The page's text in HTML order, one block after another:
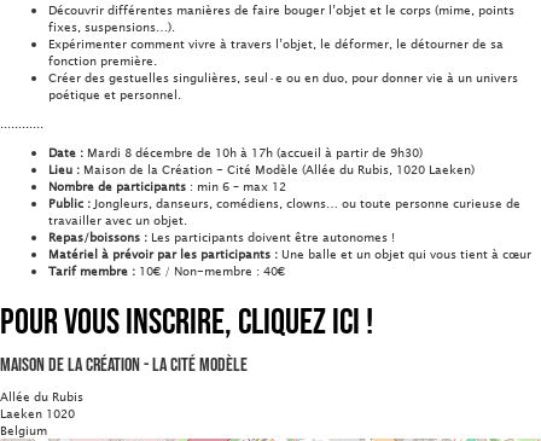
Découvrir différentes manières de faire bouger l’objet et le corps (mime, points
fixes, suspensions…).
Expérimenter comment vivre à travers l’objet, le déformer, le détourner de sa
fonction première.
Créer des gestuelles singulières, seul·e ou en duo, pour donner vie à un univers
poétique et personnel.
............
Date : Mardi 8 décembre de 10h à 17h (accueil à partir de 9h30)
Lieu : Maison de la Création - Cité Modèle (Allée du Rubis, 1020 Laeken)
Nombre de participants : min 6 – max 12
Public : Jongleurs, danseurs, comédiens, clowns… ou toute personne curieuse de
travailler avec un objet.
Repas/boissons : Les participants doivent être autonomes !
Matériel à prévoir par les participants : Une balle et un objet qui vous tient à cœur
Tarif membre : 10€ / Non-membre : 40€
Pour vous inscrire, cliquez ici !
Maison de la Création - La Cité Modèle
Allée du Rubis
Laeken 1020
Belgium